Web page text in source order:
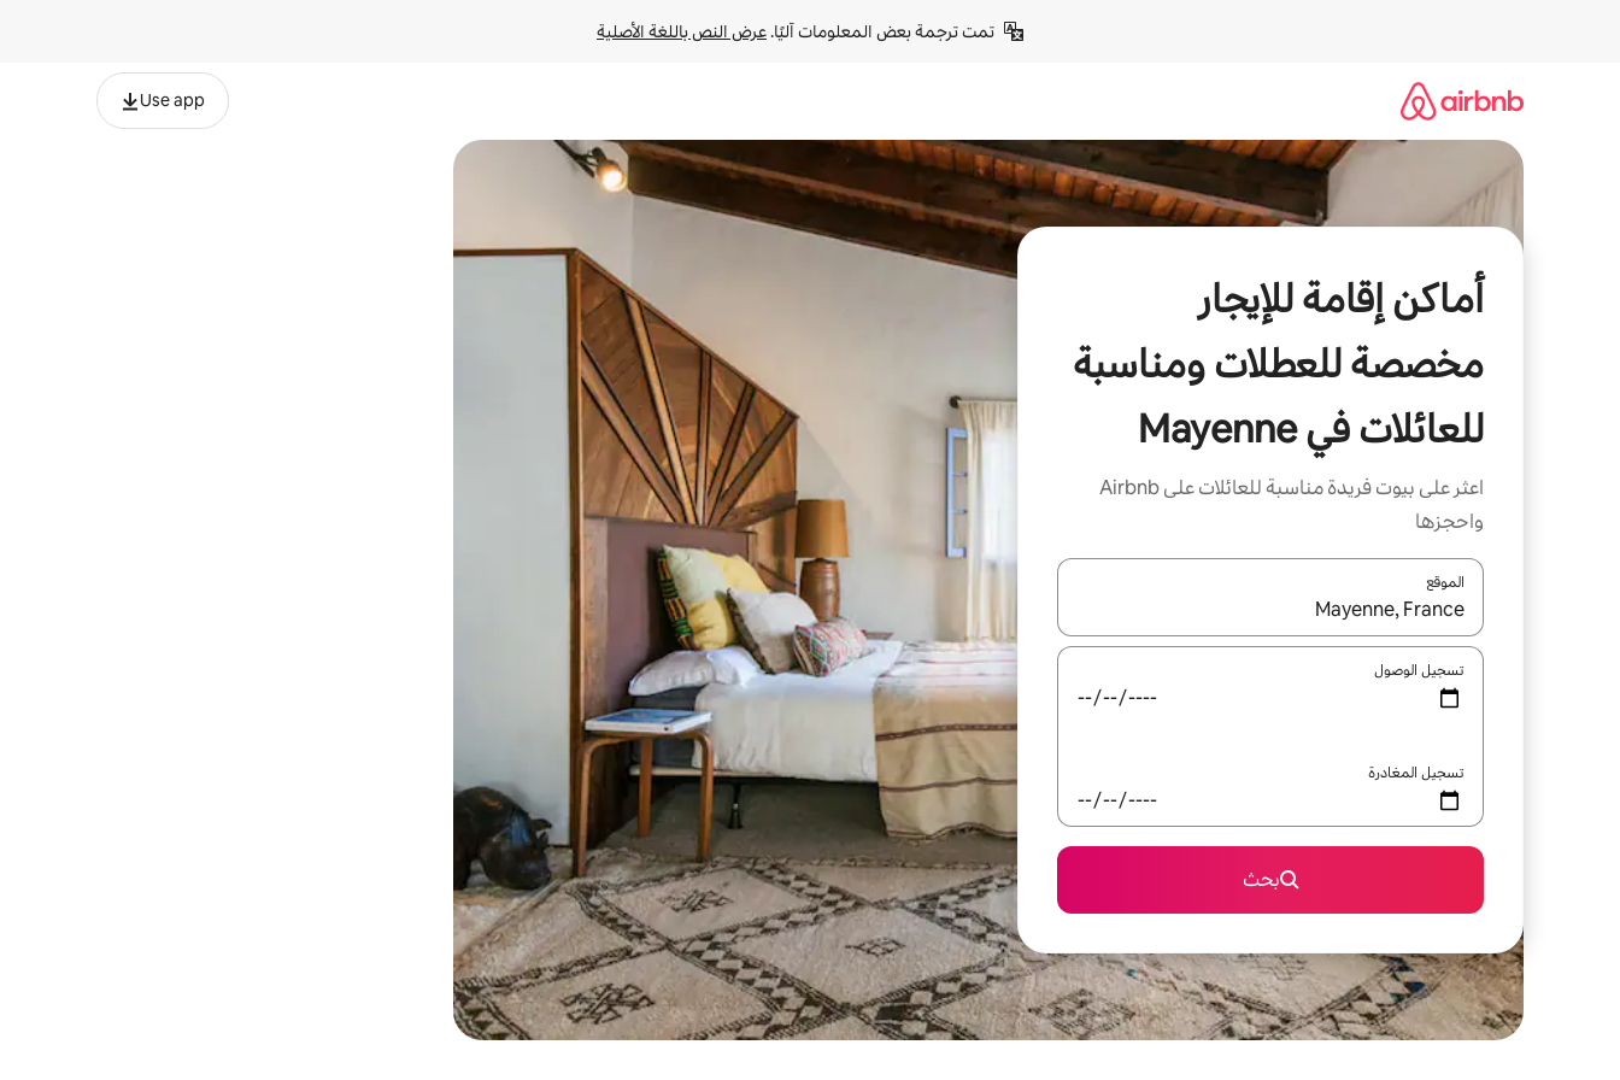
تمت ترجمة بعض المعلومات آليًا. عرض النص باللغة الأصلية
Use app
أماكن إقامة للإيجار
مخصصة للعطلات ومناسبة
للعائلات في Mayenne
اعثر على بيوت فريدة مناسبة للعائلات على Airbnb
واحجزها
الموقع
عند توفر النتائج، انتقل باستخدام السهمين لأعلى ولأسفل أو استكشف عن طريق اللمس أو السحب.
تسجيل الوصول
تسجيل المغادرة
بحث